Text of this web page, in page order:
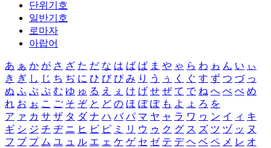
단위기호
일반기호
로마자
아랍어
あ ぁ か が さ ざ た だ な は ば ぱ ま や ゃ ら わ ゎ ん い ぃ
き ぎ し じ ち ぢ に ひ び ぴ み り う ぅ く ぐ す ず つ づ っ
ぬ ふ ぶ ぷ む ゆ ゅ る え ぇ け げ せ ぜ て で ね へ べ ぺ め
れ お ぉ こ ご そ ぞ と ど の ほ ぼ ぽ も よ ょ ろ を
ア ァ カ サ ザ タ ダ ナ ハ バ パ マ ヤ ャ ラ ワ ヮ ン イ ィ キ
ギ シ ジ チ ヂ ニ ヒ ビ ピ ミ リ ウ ゥ ク グ ス ズ ツ ヅ ッ ヌ
フ ブ プ ム ユ ュ ル エ ェ ケ ゲ セ ゼ テ デ ヘ ベ ペ メ レ オ